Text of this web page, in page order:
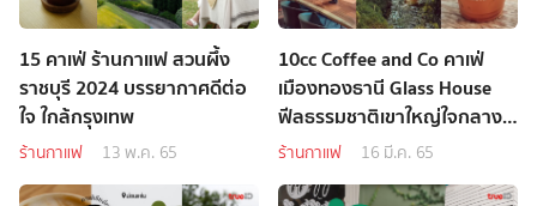
15 คาเฟ่ ร้านกาแฟ สวนผึ้ง
ราชบุรี 2024 บรรยากาศดีต่อ
ใจ ใกล้กรุงเทพ
ร้านกาแฟ 13 พ.ค. 65
10cc Coffee and Co คาเฟ่
เมืองทองธานี Glass House
ฟีลธรรมชาติเขาใหญ่ใจกลาง
เมือง
ร้านกาแฟ 16 มี.ค. 65